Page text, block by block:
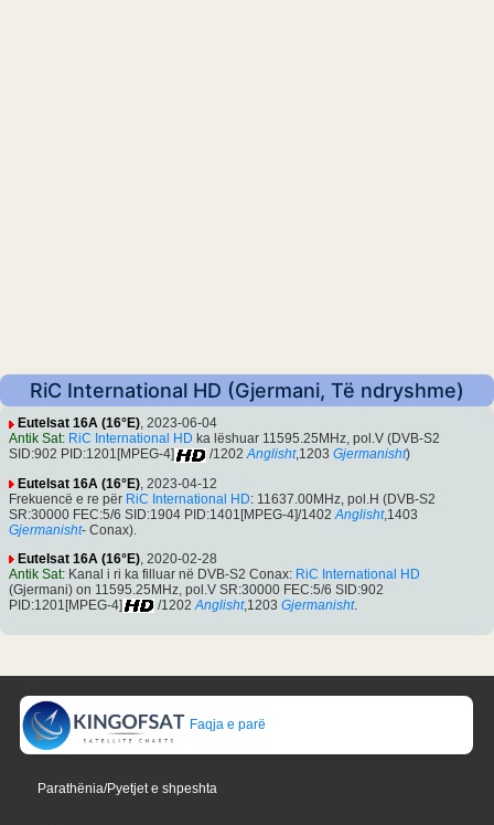
RiC International HD (Gjermani, Të ndryshme)
Eutelsat 16A (16°E), 2023-06-04
Antik Sat: RiC International HD ka lëshuar 11595.25MHz, pol.V (DVB-S2
SID:902 PID:1201[MPEG-4]
/1202 Anglisht,1203 Gjermanisht)
Eutelsat 16A (16°E) , 2023-04-12
Frekuencë e re për RiC International HD: 11637.00MHz, pol.H (DVB-S2
SR:30000 FEC:5/6 SID:1904 PID:1401[MPEG-4]/1402 Anglisht,1403
Gjermanisht- Conax).
Eutelsat 16A (16°E) , 2020-02-28
Antik Sat: Kanal i ri ka filluar në DVB-S2 Conax: RiC International HD
(Gjermani) on 11595.25MHz, pol.V SR:30000 FEC:5/6 SID:902
PID:1201[MPEG-4]
/1202 Anglisht,1203 Gjermanisht.
Faqja e parë
Parathënia/Pyetjet e shpeshta